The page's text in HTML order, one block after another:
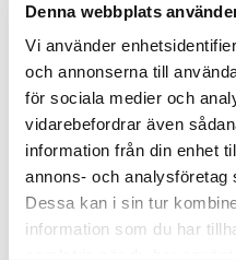
Denna webbplats
Vi använder
och annonserna till
för sociala medier och
vidarebefordrar även
information från din enhet
annons- och analysföretag
Dessa kan i sin tur
information som du har
Garageport
Woodgrain – 5
21995kr inkl. moms
Lägg